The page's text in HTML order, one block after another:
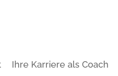
Ihre Karriere als Coach